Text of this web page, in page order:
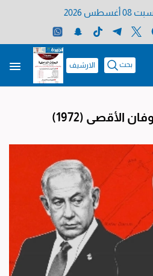
08 أغسطس 2026
بحث الارشيف
الأقصى (1972)